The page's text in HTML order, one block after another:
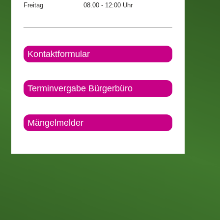
Freitag 08.00 - 12:00 Uhr
Kontaktformular
Terminvergabe Bürgerbüro
Mängelmelder